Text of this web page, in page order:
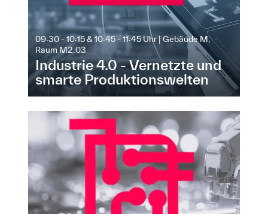
09:30 - 10:15 & 10:45 - 11:45 Uhr | Gebäude M,
Raum M2.03
Industrie 4.0 - Vernetzte und
smarte Produktionswelten